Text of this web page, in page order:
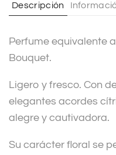
i
e
:
Descripción
Perfume equivalente
Bouquet.
Ligero y fresco. Con
elegantes acordes
alegre y cautivadora.
Su carácter floral se